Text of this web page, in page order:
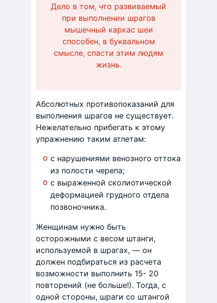
Дело в том, что развиваемый
при выполнении шрагов
мышечный каркас шеи
способен, в буквальном
смысле, спасти этим людям
жизнь.
Абсолютных противопоказаний для
выполнения шрагов не существует.
Нежелательно прибегать к этому
упражнению таким атлетам:
с нарушениями венозного оттока
из полости черепа;
с выраженной сколиотической
деформацией грудного отдела
позвоночника.
Женщинам нужно быть
осторожными с весом штанги,
используемой в шрагах, — он
должен подбираться из расчета
возможности выполнить 15- 20
повторений (не больше!). Тогда, с
одной стороны, шраги со штангой